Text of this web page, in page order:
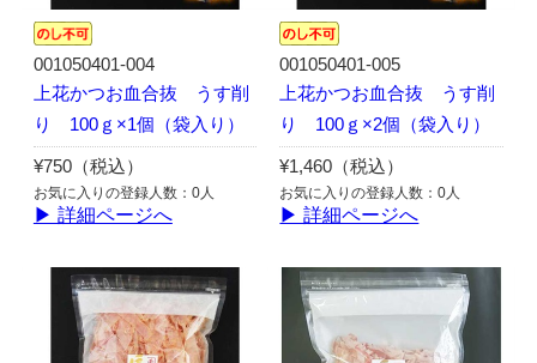
001050401-004
上花かつお血合抜 うす削
り 100ｇ×1個（袋入り）
¥750（税込）
お気に入りの登録人数：0人
▶ 詳細ページへ
001050401-005
上花かつお血合抜 うす削
り 100ｇ×2個（袋入り）
¥1,460（税込）
お気に入りの登録人数：0人
▶ 詳細ページへ